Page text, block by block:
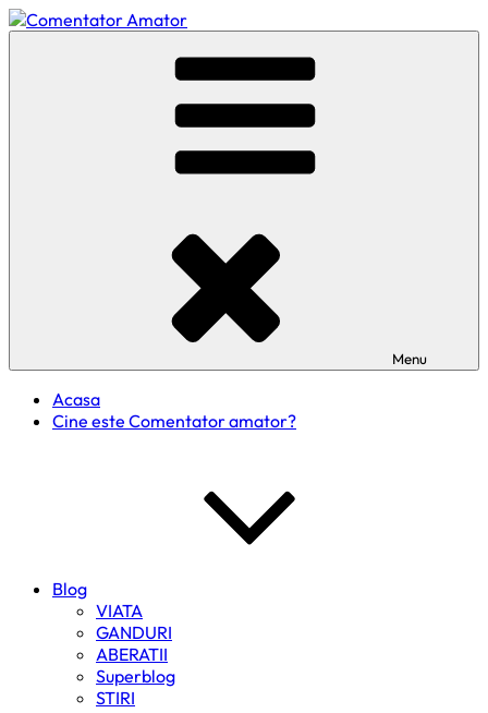
Skip
to
Menu
Acasa
Cine este Comentator amator?
Blog
VIATA
GANDURI
ABERATII
Superblog
STIRI